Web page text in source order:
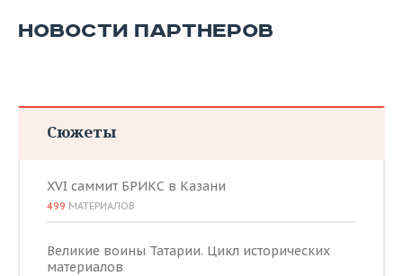
НОВОСТИ ПАРТНЕРОВ
Сюжеты
XVI саммит БРИКС в Казани
499 МАТЕРИАЛОВ
Великие воины Татарии. Цикл исторических
материалов